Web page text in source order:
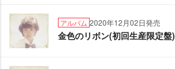
アルバム 2020年12月02日発売
金色のリボン(初回生産限定盤)